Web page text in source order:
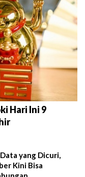
Hari Ini 9
yang Dicuri,
Kini Bisa